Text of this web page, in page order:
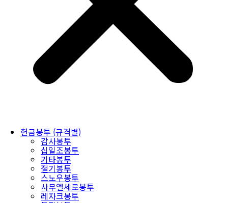
헌금봉투 (규격별)
감사봉투
십일조봉투
기타봉투
절기봉투
스노우봉투
사무엘세로봉투
레자크봉투